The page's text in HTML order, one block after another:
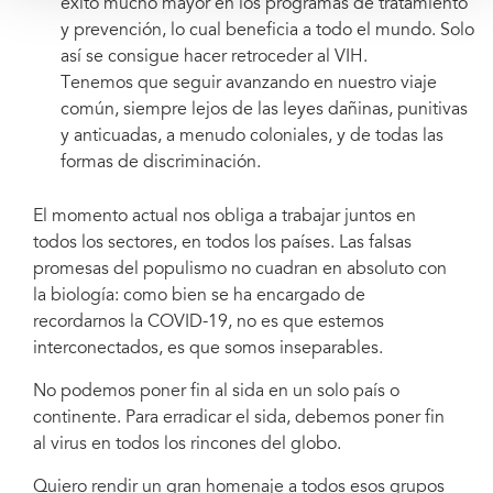
éxito mucho mayor en los programas de tratamiento
y prevención, lo cual beneficia a todo el mundo. Solo
así se consigue hacer retroceder al VIH.
Tenemos que seguir avanzando en nuestro viaje
común, siempre lejos de las leyes dañinas, punitivas
y anticuadas, a menudo coloniales, y de todas las
formas de discriminación.
El momento actual nos obliga a trabajar juntos en
todos los sectores, en todos los países. Las falsas
promesas del populismo no cuadran en absoluto con
la biología: como bien se ha encargado de
recordarnos la COVID-19, no es que estemos
interconectados, es que somos inseparables.
No podemos poner fin al sida en un solo país o
continente. Para erradicar el sida, debemos poner fin
al virus en todos los rincones del globo.
Quiero rendir un gran homenaje a todos esos grupos